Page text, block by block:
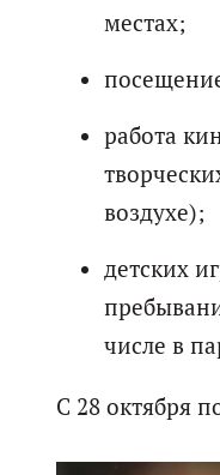
местах;
работа
воздухе);
детских
числе в
С 28 октября